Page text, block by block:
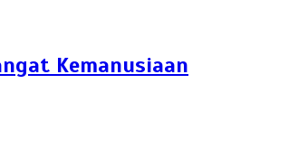
Kemanusiaan